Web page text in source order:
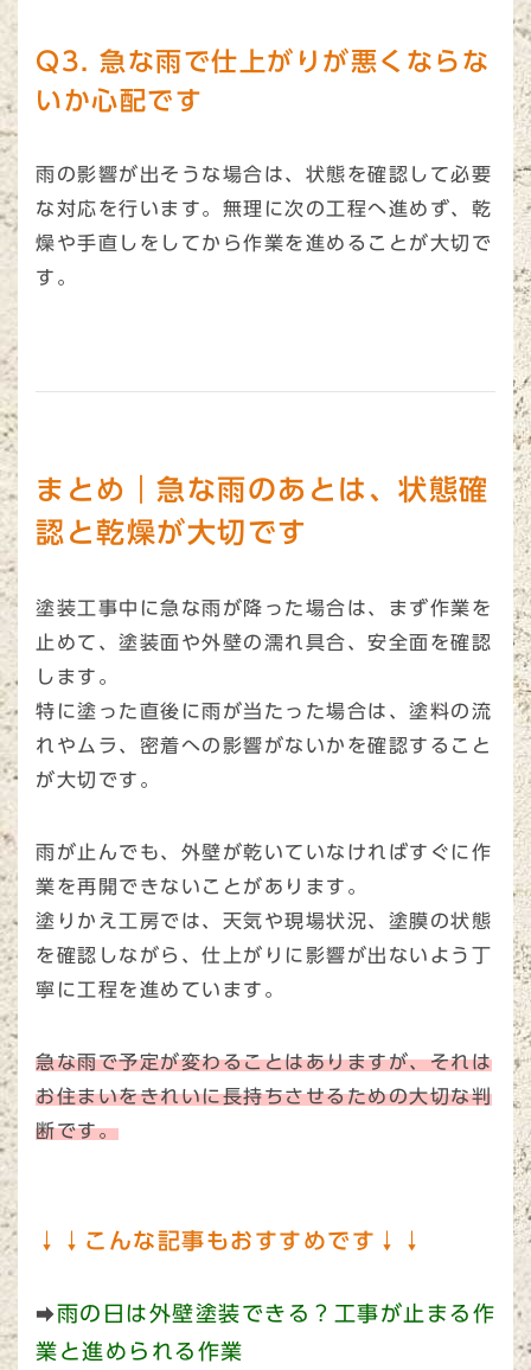
Q3. 急な雨で仕上がりが悪くならな
いか心配です
雨の影響が出そうな場合は、状態を確認して必要
な対応を行います。無理に次の工程へ進めず、乾
燥や手直しをしてから作業を進めることが大切で
す。
まとめ｜急な雨のあとは、状態確
認と乾燥が大切です
塗装工事中に急な雨が降った場合は、まず作業を
止めて、塗装面や外壁の濡れ具合、安全面を確認
します。
特に塗った直後に雨が当たった場合は、塗料の流
れやムラ、密着への影響がないかを確認すること
が大切です。
雨が止んでも、外壁が乾いていなければすぐに作
業を再開できないことがあります。
塗りかえ工房では、天気や現場状況、塗膜の状態
を確認しながら、仕上がりに影響が出ないよう丁
寧に工程を進めています。
急な雨で予定が変わることはありますが、それは
お住まいをきれいに長持ちさせるための大切な判
断です。
↓↓こんな記事もおすすめです↓↓
➡雨の日は外壁塗装できる？工事が止まる作
業と進められる作業